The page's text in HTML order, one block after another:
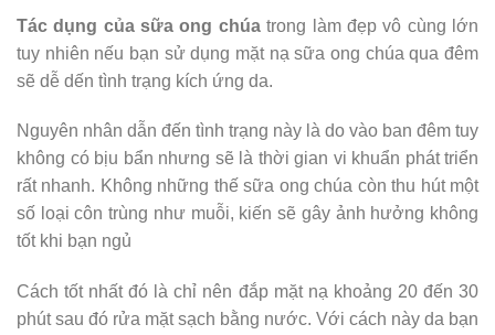
Tác dụng của sữa ong chúatrong làm đẹp vô cùng lớn
tuy nhiên nếu bạn sử dụng mặt nạ sữa ong chúa qua đêm
sẽ dễ dến tình trạng kích ứng da.
Nguyên nhân dẫn đến tình trạng này là do vào ban đêm tuy
không có bịu bẩn nhưng sẽ là thời gian vi khuẩn phát triển
rất nhanh. Không những thế sữa ong chúa còn thu hút một
số loại côn trùng như muỗi, kiến sẽ gây ảnh hưởng không
tốt khi bạn ngủ
Cách tốt nhất đó là chỉ nên đắp mặt nạ khoảng 20 đến 30
phút sau đó rửa mặt sạch bằng nước. Với cách này da bạn